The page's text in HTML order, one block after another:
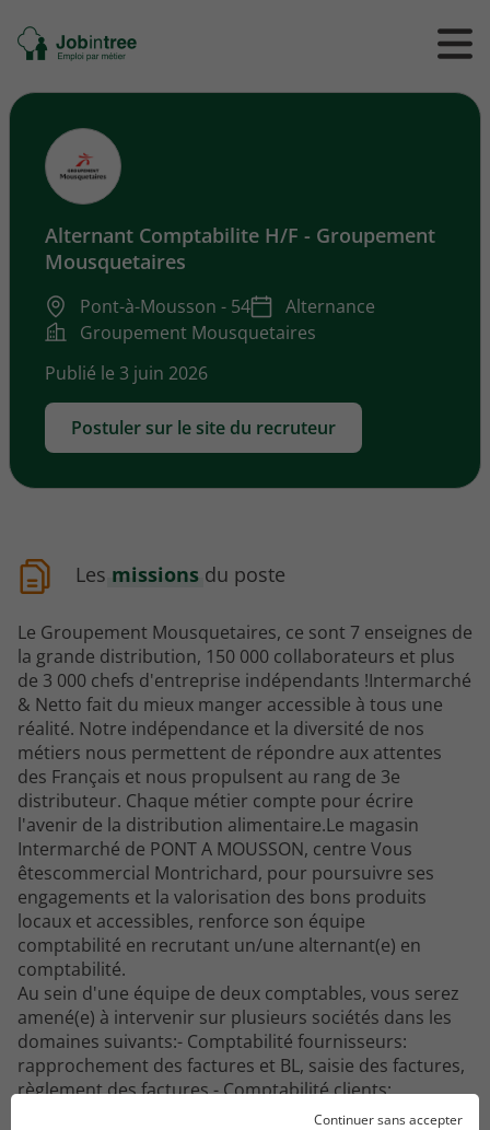
Se
rendre
Ouvrir
/
le
Alternant Comptabilite H/F - Groupement
Mousquetaires
Pont-à-Mousson - 54
Alternance
Groupement Mousquetaires
Publié le 3 juin 2026
Postuler sur le site du recruteur
Les missions du poste
Le Groupement Mousquetaires, ce sont 7 enseignes de
la grande distribution, 150 000 collaborateurs et plus
de 3 000 chefs d'entreprise indépendants !Intermarché
& Netto fait du mieux manger accessible à tous une
réalité. Notre indépendance et la diversité de nos
métiers nous permettent de répondre aux attentes
des Français et nous propulsent au rang de 3e
distributeur. Chaque métier compte pour écrire
l'avenir de la distribution alimentaire.Le magasin
Intermarché de PONT A MOUSSON, centre Vous
êtescommercial Montrichard, pour poursuivre ses
engagements et la valorisation des bons produits
locaux et accessibles, renforce son équipe
comptabilité en recrutant un/une alternant(e) en
comptabilité.
Au sein d'une équipe de deux comptables, vous serez
amené(e) à intervenir sur plusieurs sociétés dans les
domaines suivants:- Comptabilité fournisseurs:
rapprochement des factures et BL, saisie des factures,
règlement des factures.- Comptabilité clients:
établissement des factures, envoi des factures clients,
Continuer sans accepter